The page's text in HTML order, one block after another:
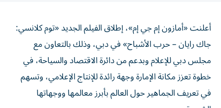
أعلنت «أمازون إم جي إم»، إطلاق الفيلم الجديد «توم كلانسي:
جاك رايان – حرب الأشباح» في دبي، وذلك بالتعاون مع
مجلس دبي للإعلام وبدعم من دائرة الاقتصاد والسياحة، في
خطوة تعزز مكانة الإمارة وجهة رائدة للإنتاج الإعلامي، وتسهم
في تعريف الجماهير حول العالم بأبرز معالمها ووجهاتها